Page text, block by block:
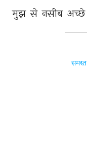
मुझ से नसीब अच्छे
समस्त